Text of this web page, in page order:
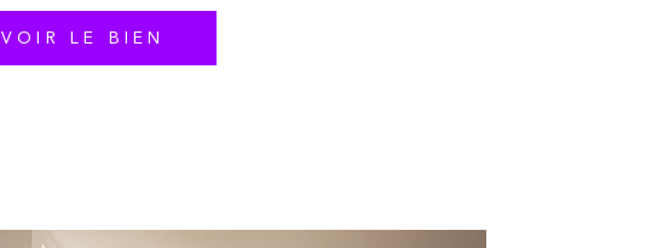
VOIR LE BIEN